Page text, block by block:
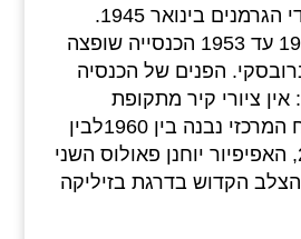
המקדש פוצץ על ידי הגרמנים בינואר 1945.
בתקופה משנת 1945 עד 1953 הכנסייה שופצה
הפנים של הכנסיה
ציורי קיר מתקופת
הבארוקקא. המזבח המרכזי נבנה בין 1960לבין
1972. בשנת 2002, האפיפיור יוחנן פאולוס השני
הקדוש בדרגת בזיליקה